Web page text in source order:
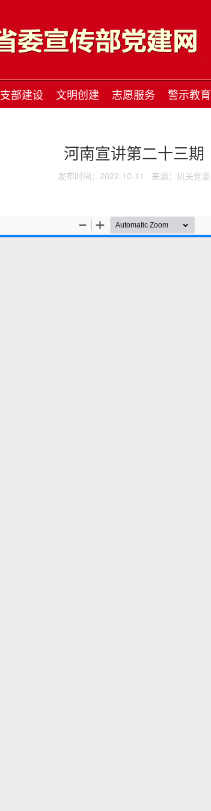
支部建设 文明创建 志愿服务 警示教育
河南宣讲第二十三期
发布时间：2022-10-11 来源：机关党委